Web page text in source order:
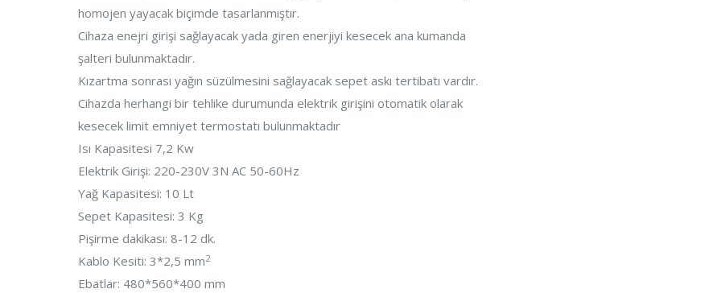
homojen yayacak biçimde tasarlanmıştır.
Cihaza enejri girişi sağlayacak yada giren enerjiyi kesecek ana kumanda
şalteri bulunmaktadır.
Kızartma sonrası yağın süzülmesini sağlayacak sepet askı tertibatı vardır.
Cihazda herhangi bir tehlike durumunda elektrik girişini otomatik olarak
kesecek limit emniyet termostatı bulunmaktadır
Isı Kapasitesi 7,2 Kw
Elektrik Girişi: 220-230V 3N AC 50-60Hz
Yağ Kapasitesi: 10 Lt
Sepet Kapasitesi: 3 Kg
Pişirme dakikası: 8-12 dk.
Kablo Kesiti: 3*2,5 mm2
Ebatlar: 480*560*400 mm